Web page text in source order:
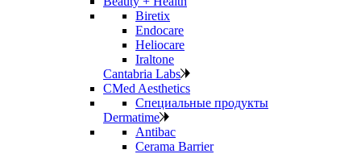
Biretix
Endocare
Heliocare
Iraltone
Cantabria Labs
CMed Aesthetics
Специальные продукты
Dermatime
Antibac
Cerama Barrier